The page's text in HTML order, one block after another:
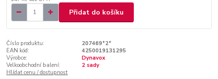
Přidat do košíku
Číslo produktu:
207469*2*
EAN kód:
4250019131295
Výrobce:
Dynavox
Velkoobchodní balení:
2 sady
Hlídat cenu / dostupnost